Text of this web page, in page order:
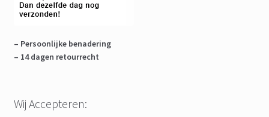
– Persoonlijke benadering
– 14 dagen retourrecht
Wij Accepteren: